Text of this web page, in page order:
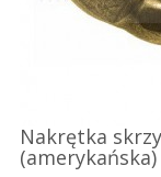
Nakrętka